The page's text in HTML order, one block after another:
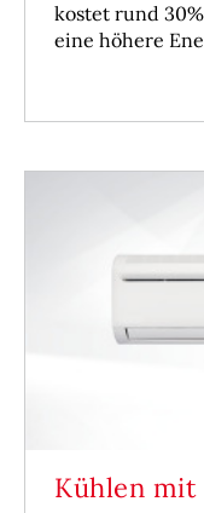
kostet rund
eine höhere
Kühlen mit